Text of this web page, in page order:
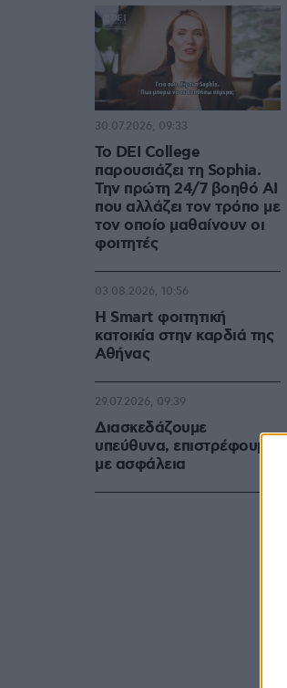
Το DEI College
παρουσιάζει τη Sophia.
Την πρώτη 24/7 βοηθό AI
που αλλάζει τον τρόπο με
τον οποίο μαθαίνουν οι
φοιτητές
30.07.2026, 09:33
Η Smart φοιτητική
κατοικία στην καρδιά της
Αθήνας
03.08.2026, 10:56
Διασκεδάζουμε
υπεύθυνα, επιστρέφουμε
με ασφάλεια
29.07.2026, 09:39